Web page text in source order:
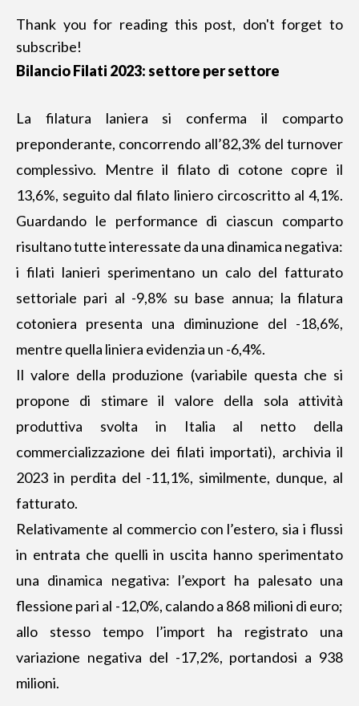
Thank you for reading this post, don't forget to
subscribe!
Bilancio Filati 2023: settore per settore
La filatura laniera si conferma il comparto
preponderante, concorrendo all’82,3% del turnover
complessivo. Mentre il filato di cotone copre il
13,6%, seguito dal filato liniero circoscritto al 4,1%.
Guardando le performance di ciascun comparto
risultano tutte interessate da una dinamica negativa:
i filati lanieri sperimentano un calo del fatturato
settoriale pari al -9,8% su base annua; la filatura
cotoniera presenta una diminuzione del -18,6%,
mentre quella liniera evidenzia un -6,4%.
Il valore della produzione (variabile questa che si
propone di stimare il valore della sola attività
produttiva svolta in Italia al netto della
commercializzazione dei filati importati), archivia il
2023 in perdita del -11,1%, similmente, dunque, al
fatturato.
Relativamente al commercio con l’estero, sia i flussi
in entrata che quelli in uscita hanno sperimentato
una dinamica negativa: l’export ha palesato una
flessione pari al -12,0%, calando a 868 milioni di euro;
allo stesso tempo l’import ha registrato una
variazione negativa del -17,2%, portandosi a 938
milioni.